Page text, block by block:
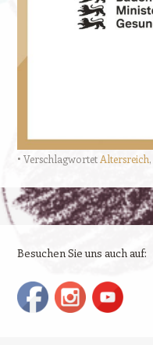
Verschlagwortet Altersreich,
Beitrags-Navigation
Besuchen Sie uns auch auf: